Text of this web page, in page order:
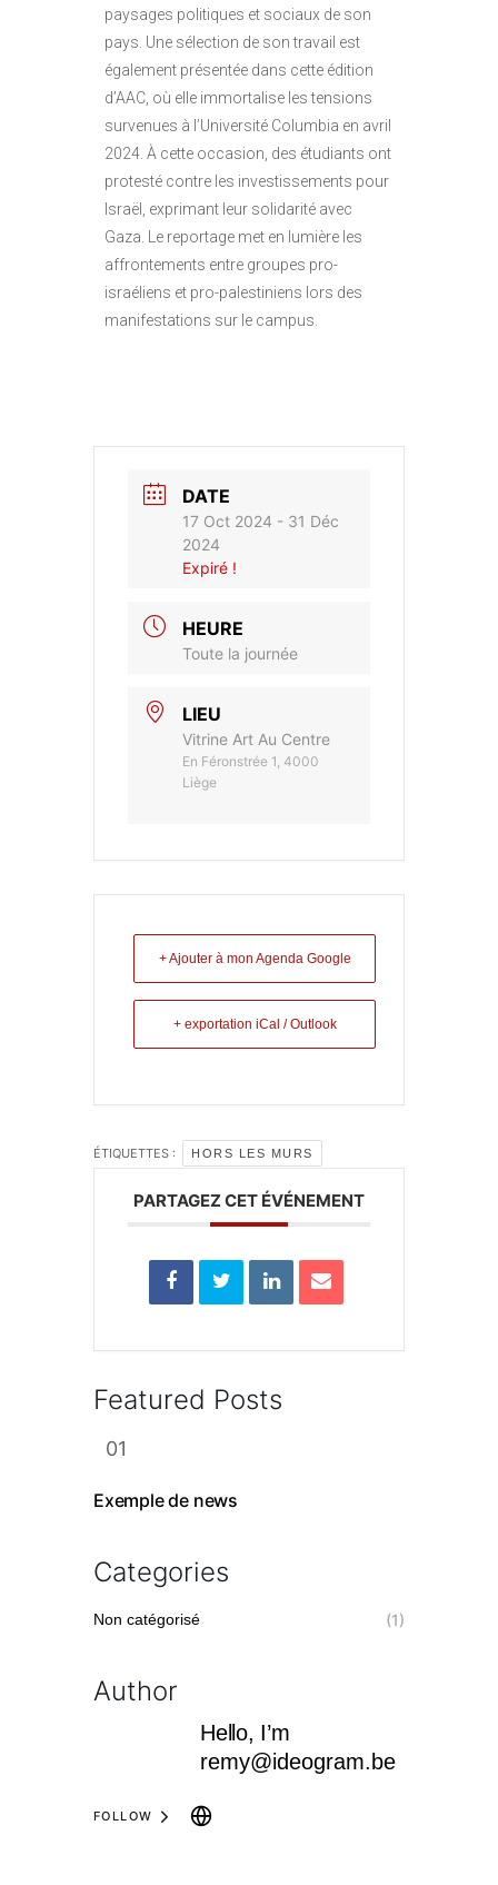
paysages politiques et sociaux de son
pays. Une sélection de son travail est
également présentée dans cette édition
d’AAC, où elle immortalise les tensions
survenues à l’Université Columbia en avril
2024. À cette occasion, des étudiants ont
protesté contre les investissements pour
Israël, exprimant leur solidarité avec
Gaza. Le reportage met en lumière les
affrontements entre groupes pro-
israéliens et pro-palestiniens lors des
manifestations sur le campus.
DATE
17 Oct 2024 - 31 Déc
2024
Expiré !
HEURE
Toute la journée
LIEU
Vitrine Art Au Centre
En Féronstrée 1, 4000
Liège
+ Ajouter à mon Agenda Google
+ exportation iCal / Outlook
ÉTIQUETTES : HORS LES MURS
PARTAGEZ CET ÉVÉNEMENT
Featured Posts
Exemple de news
Categories
Non catégorisé (1)
Author
Hello, I’m
remy@ideogram.be
FOLLOW